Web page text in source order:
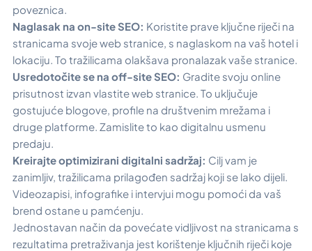
poveznica.
Naglasak na on-site SEO: Koristite prave ključne riječi na
stranicama svoje web stranice, s naglaskom na vaš hotel i
lokaciju. To tražilicama olakšava pronalazak vaše stranice.
Usredotočite se na off-site SEO: Gradite svoju online
prisutnost izvan vlastite web stranice. To uključuje
gostujuće blogove, profile na društvenim mrežama i
druge platforme. Zamislite to kao digitalnu usmenu
predaju.
Kreirajte optimizirani digitalni sadržaj: Cilj vam je
zanimljiv, tražilicama prilagođen sadržaj koji se lako dijeli.
Videozapisi, infografike i intervjui mogu pomoći da vaš
brend ostane u pamćenju.
Jednostavan način da povećate vidljivost na stranicama s
rezultatima pretraživanja jest korištenje ključnih riječi koje